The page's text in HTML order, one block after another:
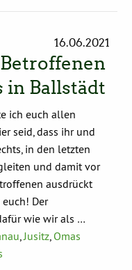
16.06.2021
in Ballstädt
ich euch allen
seid, dass ihr und
in den letzten
und damit vor
ausdrückt
Der
wie wir als …
,Jusitz, Omas